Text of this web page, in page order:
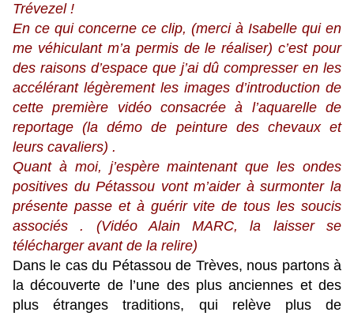
Trévezel !
En ce qui concerne ce clip, (merci à Isabelle qui en
me véhiculant m’a permis de le réaliser) c’est pour
des raisons d’espace que j’ai dû compresser en les
accélérant légèrement les images d’introduction de
cette première vidéo consacrée à l’aquarelle de
reportage (la démo de peinture des chevaux et
leurs cavaliers) .
Quant à moi, j’espère maintenant que les ondes
positives du Pétassou vont m’aider à surmonter la
présente passe et à guérir vite de tous les soucis
associés . (Vidéo Alain MARC, la laisser se
télécharger avant de la relire)
Dans le cas du Pétassou de Trèves, nous partons à
la découverte de l’une des plus anciennes et des
plus étranges traditions, qui relève plus de